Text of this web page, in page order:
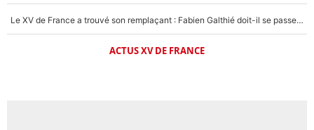
Le XV de France a trouvé son remplaçant : Fabien Galthié doit-il se passer d'Antoine Dupont ?
ACTUS XV DE FRANCE